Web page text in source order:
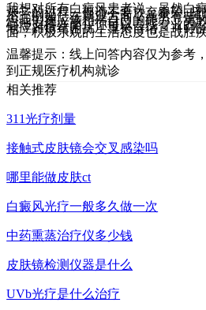
我想对所有白癜风患者说，虽然白
艰辛的过程，但请不要放弃希望,
态。例如，在就业方面，虽然有些
但我们更应该相信自己的能力，勇
心理支持方面，你可以寻找专业的
地应对情绪困扰，重拾自信。311
面，积极乐观的生活态度也是战胜
温馨提示：线上问答内容仅为参考
到正规医疗机构就诊
相关推荐
311光疗剂量
接触式皮肤镜会交叉感染吗
哪里能做皮肤ct
白癜风光疗一般多久做一次
中药熏蒸治疗仪多少钱
皮肤镜检测仪器是什么
UVb光疗是什么治疗